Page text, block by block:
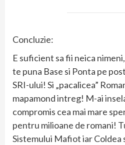
Concluzie:
E suficient sa fii neica
te puna Base si Ponta pe
SRI-ului! Si „pacalicea”
mapamond intreg! M-ai
compromis cea mai mare
pentru milioane de romani!
Sistemului Mafiot iar